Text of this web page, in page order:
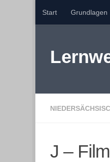
Zum Inhalt
Start Grundlagen
J –